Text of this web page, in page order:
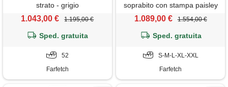
strato - grigio
1.043,00 € 1.195,00 €
Sped. gratuita
52
Farfetch
soprabito con stampa paisley
- nero
1.089,00 € 1.554,00 €
Sped. gratuita
S-M-L-XL-XXL
Farfetch